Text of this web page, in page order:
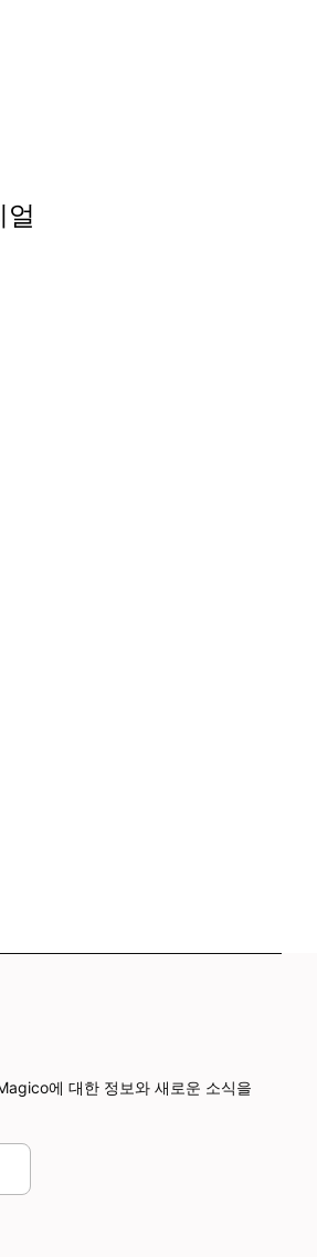
얼
에 대한 정보와 새로운 소식을